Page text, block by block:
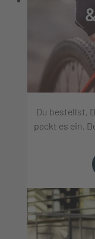
Du bestellst,
packt es ein,